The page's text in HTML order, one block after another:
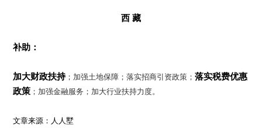
西 藏
补助：
加大财政扶持；加强土地保障；落实招商引资政策；落实税费优惠
政策 ；加强金融服务；加大行业扶持力度。
文章来源： 人人墅